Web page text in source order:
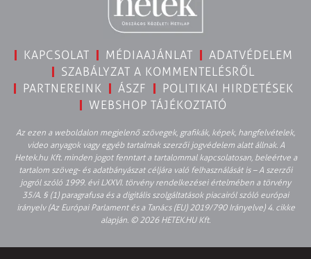
KAPCSOLAT MÉDIAAJÁNLAT
ADATVÉDELEM
SZABÁLYZAT A KOMMENTELÉSRŐL
PARTNEREINK
ÁSZF
POLITIKAI HIRDETÉSEK
WEBSHOP TÁJÉKOZTATÓ
Az ezen a weboldalon megjelenő szövegek, grafikák, képek, hangfelvételek,
video anyagok vagy egyéb tartalmak szerzői jogvédelem alatt állnak. A
Hetek.hu Kft. minden jogot fenntart a tartalommal kapcsolatosan, beleértve a
tartalom szöveg- és adatbányászat céljára való felhasználását is – A szerzői
jogról szóló 1999. évi LXXVI. törvény rendelkezései értelmében a törvény
35/A. § (1) paragrafusa és a digitális szolgáltatások piacairól szóló európai
irányelv (Az Európai Parlament és a Tanács (EU) 2019/790 Irányelve) 4. cikke
alapján. © 2026 HETEK.HU Kft.